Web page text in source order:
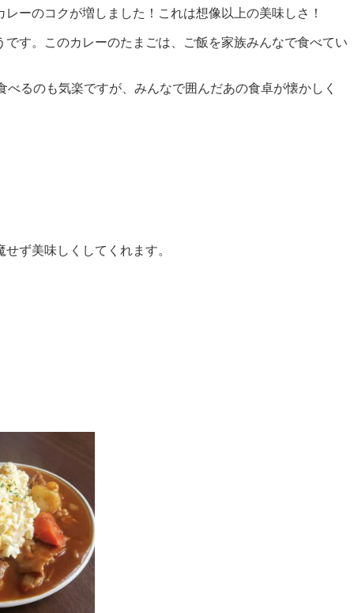
ーのコクが増しました！これは想像以上の美味しさ！
す。このカレーのたまごは、ご飯を家族みんなで食べてい
るのも気楽ですが、みんなで囲んだあの食卓が懐かしく
ず美味しくしてくれます。